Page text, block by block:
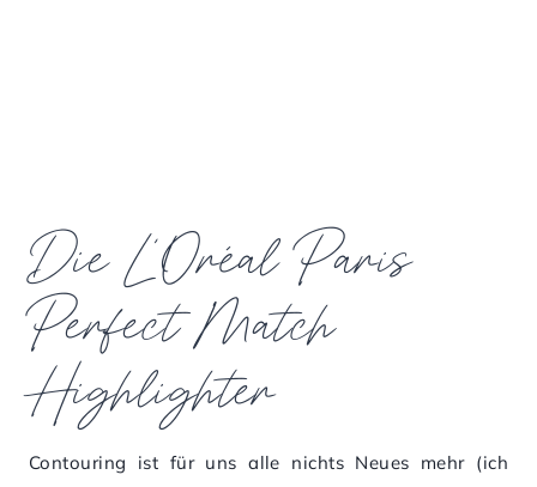
Die L’Oréal Paris
Perfect Match
Highlighter
Contouring ist für uns alle nichts Neues mehr (ich